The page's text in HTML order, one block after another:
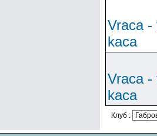
Vraca -
kaca
Vraca -
kaca
Клуб :